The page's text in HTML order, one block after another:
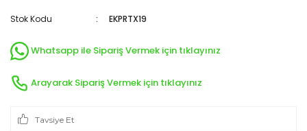
Stok Kodu EKPRTX19
Whatsapp ile Sipariş Vermek için tıklayınız
Arayarak Sipariş Vermek için tıklayınız
Tavsiye Et